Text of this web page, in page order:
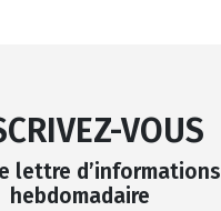
VOUS
lettre d’informations
hebdomadaire